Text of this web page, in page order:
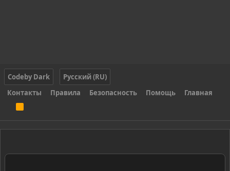
Codeby Dark
Русский (RU)
Контакты
Правила Безопасность Помощь Главная
S